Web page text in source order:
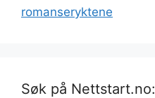
romanseryktene
Søk på Nettstart.no: